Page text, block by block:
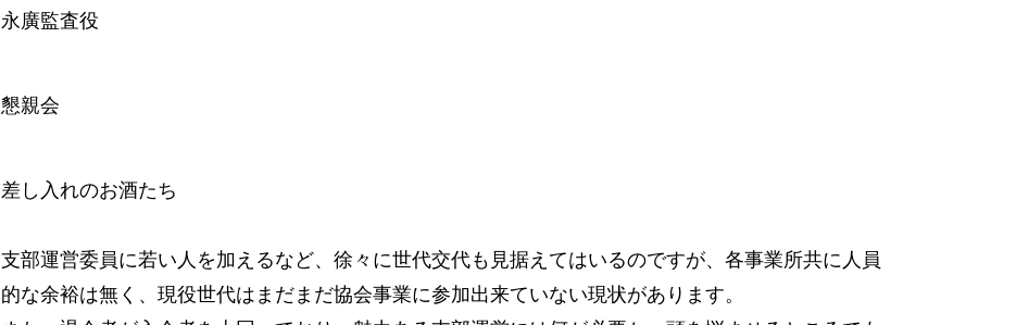
永廣監査役
懇親会
差し入れのお酒たち
支部運営委員に若い人を加えるなど、徐々に世代交代も見据えてはいるのですが、各事業所共に人員
的な余裕は無く、現役世代はまだまだ協会事業に参加出来ていない現状があります。